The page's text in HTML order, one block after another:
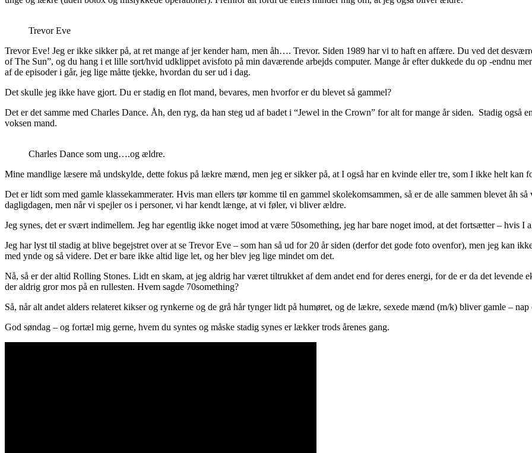
Trevor Eve
Trevor Eve! Jeg er ikke sikker på, at ret mange af jer kender ham, men åh…. Trevor. Siden 1989 har vi to haft en affære. Du ved det
of The Sun”, og du hang i et lille sort/hvid udklippet avisfoto på min daværende arbejds computer. Mange år efter dukkede du op -endnu
af de episoder i går, jeg lige måtte tjekke, hvordan du ser ud i dag.
Det skulle jeg ikke have gjort. Du er stadig en flot mand, bevares, men hvorfor er du blevet så gammel?
Det er det samme med Charles Dance. Åh, den ryg, da han steg ud af badet i “Jewel in the Crown” for alt for mange år siden. Stadig også
voksen mand.
Charles Dance som ung….og ældre.
Mine mandlige læsere må undskylde, dette fokus på lækre mænd, men jeg er sikker på, at I også har en kvinde eller tre, som I ikke helt kan
Det er lidt som med gamle klassekammerater. Hvis man ellers tør komme til en gammel skolekomsammen, så er de alle sammen blevet åh
dagligdagen, men når vi spejler os i personer, vi har kendt længe, at vi føler, vi bliver ældre.
Jeg synes, det er svært indimellem. Jeg har egentlig ikke noget imod at være 50something, jeg har bare noget imod, at det fortsætter – hvis I
Jeg har lyst til stadig at blive begejstret over at se Trevor Eve – som han så ud for 20 år siden (derfor det gode foto ovenfor), men jeg kan
med ynde og så videre. Det er bare ikke altid lige let, og her blev jeg lige mindet om det.
Nå, så er der altid Rolling Stones. Lidt en skam, at jeg aldrig har været tiltrukket af dem andet end for deres energi, for de er da det levende
der aldrig gror mos på en rullesten. Hvem sagde 70something?
Så, når alt andet alders relateret kikser og rynkerne og de grå hår tynger lidt på humøret, og de lækre, sexede mænd (m/k) bliver gamle – nap
God søndag – og fortæl mig gerne, hvem du syntes og måske stadig synes er lækker trods årenes gang.